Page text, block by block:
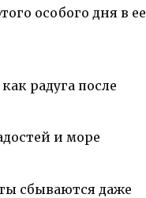
особого дня в ее
радуга после
и море
сбываются даже